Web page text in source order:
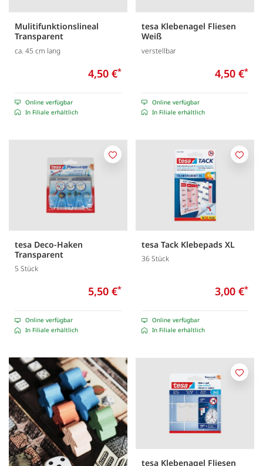
Mulitifunktionslineal
Transparent
ca. 45 cm lang
4,50 €*
Online verfügbar
In Filiale erhältlich
tesa Klebenagel Fliesen
Weiß
verstellbar
4,50 €*
Online verfügbar
In Filiale erhältlich
tesa Deco-Haken
Transparent
5 Stück
5,50 €*
Online verfügbar
In Filiale erhältlich
Merken
tesa Tack Klebepads XL
36 Stück
3,00 €*
Online verfügbar
In Filiale erhältlich
tesa Klebenagel Fliesen